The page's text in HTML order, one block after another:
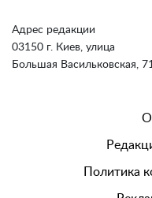
Адрес редакции
03150 г. Киев, улица
Большая Васильковская,
О
Политика